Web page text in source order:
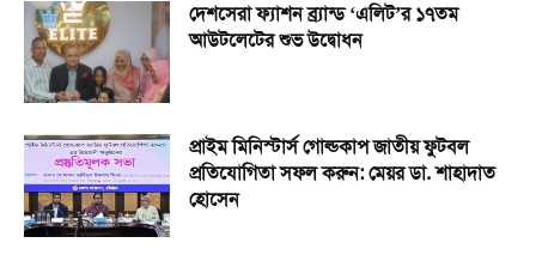
দেশসেরা ফ্যাশন ব্র্যান্ড ‘এলিট’র ১৭তম
আউটলেটের শুভ উদ্বোধন
প্রাইম মিনিস্টার্স গোল্ডকাপ জাতীয় ফুটবল
প্রতিযোগিতা সফল করুন: মেয়র ডা. শাহাদাত
হোসেন